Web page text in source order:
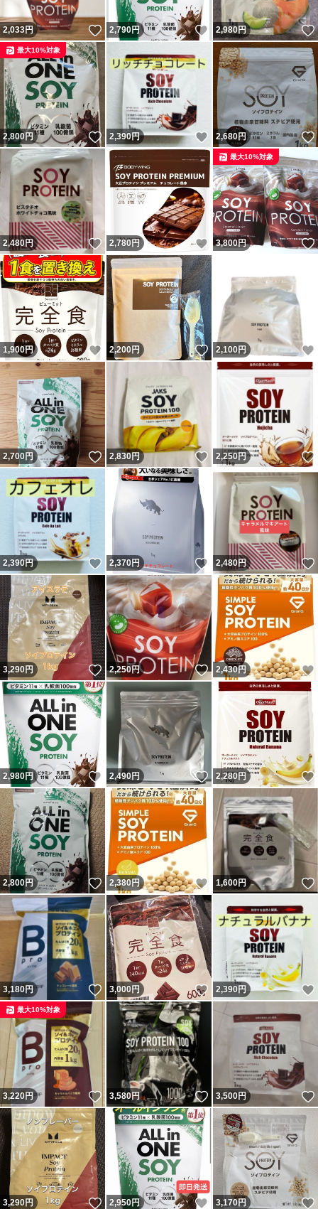
2,033円 いいね！
2,790円 いいね！
2,980円
2,800円 いいね！
最大10%対象
2,390円 いいね！
2,680円
2,480円 いいね！
2,780 円 いいね！
3,800円
最大10%対象
1,900円 いいね！
2,200円 いいね！
2,100円
2,700円 いいね！
2,830円 いいね！
2,250円
2,390円 いいね！
2,370円 いいね！
2,480円
3,290円 いいね！
2,250円 いいね！
2,430円
2,980円 いいね！
2,490円 いいね！
2,280円
2,800円 いいね！
2,380円 いいね！
1,600円
3,180円 いいね！
3,000円 いいね！
2,390円
3,220円 いいね！
最大10%対象
3,580円 いいね！
3,500円
3,290円 いいね！
2,950円 いいね！
3,170円